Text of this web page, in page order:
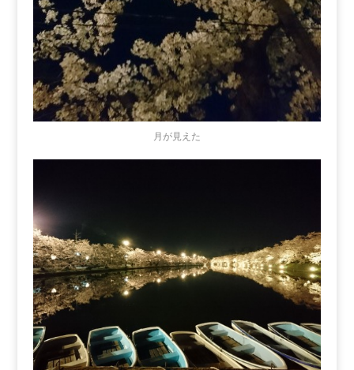
月が見えた